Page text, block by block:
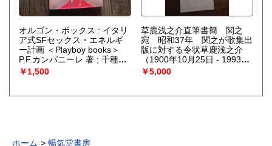
オルゴン・ボックス : イタリ
ア式SFセックス・エネルギ
ー計画 ＜Playboy books＞
P.F.カンパニーレ 著 ; 千種堅
訳 1978年初版 出版社 集英
害博士がセックスのエネルギ
￥1,500
草鹿浅之介直筆書簡 関之
宛 昭和37年 関之が歌集出
版に対する令状草鹿浅之介
（1900年10月25日 - 1993年
8月11日）裁判官、検察官。
最高裁判所判事。大阪府出
ツ語講師、住友本社理事(住
￥5,000
ホーム 暢気堂書房